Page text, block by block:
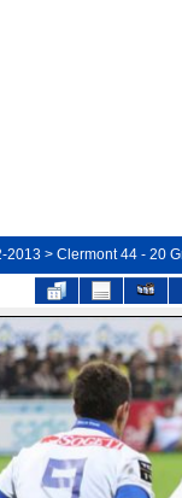
2013 > Clermont 44 - 20